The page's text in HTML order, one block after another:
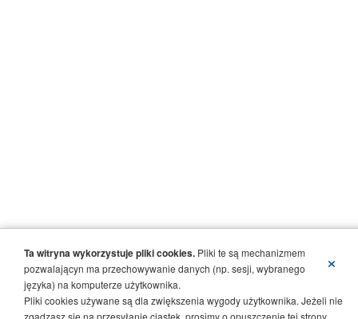
×
Ta witryna wykorzystuje pliki cookies. Pliki te są mechanizmem
pozwalającyn ma przechowywanie danych (np. sesji, wybranego
języka) na komputerze użytkownika.
Pliki cookies używane są dla zwiększenia wygody użytkownika. Jeżeli nie
zgadzasz się na przesyłanie ciastek, prosimy o opuszczenie tej strony.